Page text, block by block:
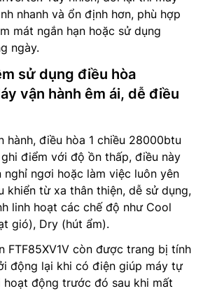
nhanh và ổn định hơn, phù hợp
mát ngắn hạn hoặc sử dụng
ngày.
sử dụng điều hòa
vận hành êm ái, dễ điều
hành, điều hòa 1 chiều 28000btu
ghi điểm với độ ồn thấp, điều này
nghỉ ngơi hoặc làm việc luôn yên
khiển từ xa thân thiện, dễ sử dụng,
linh hoạt các chế độ như Cool
gió), Dry (hút ẩm).
FTF85XV1V còn được trang bị tính
động lại khi có điện giúp máy tự
hoạt động trước đó sau khi mất